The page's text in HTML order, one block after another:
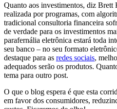
Quanto aos investimentos, diz Brett
realizada por programas, com
tradicional consultoria financeira
de verdade para os investimentos
parafernália eletrônica estará toda
seu banco – no seu formato
destaque para as redes sociais,
adequados serão os produtos.
tema para outro post.
O que o blog espera é que esta
em favor dos consumidores,